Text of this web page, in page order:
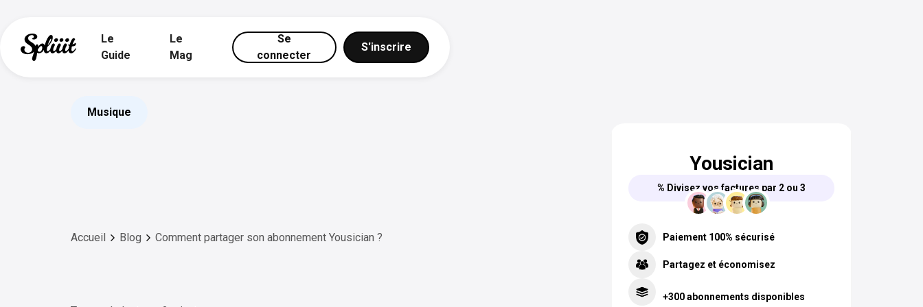
Le
Guide
Le
Mag
Se
connecter
S'inscrire
Musique
Accueil Blog Comment partager son abonnement Yousician ?
Yousician
% Divisez vos factures par 2 ou 3
Paiement 100% sécurisé
Partagez et économisez
+300 abonnements disponibles